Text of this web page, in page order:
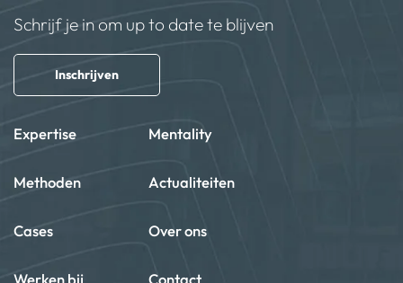
Schrijf je in om up to date te blijven
Inschrijven
Expertise Mentality
Methoden Actualiteiten
Cases Over ons
Werken bij Contact